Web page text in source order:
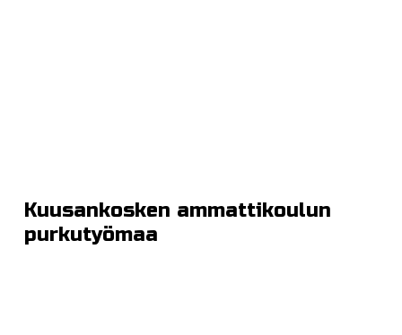
Kuusankosken ammattikoulun
purkutyömaa